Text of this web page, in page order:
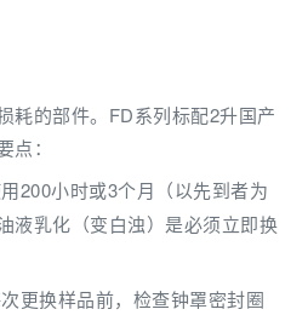
耗的部件。FD系列标配2升国产
：
200小时或3个月（以先到者为
液乳化（变白浊）是必须立即换
更换样品前，检查钟罩密封圈